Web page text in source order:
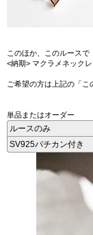
このほか、このルースで
<納期> マクラメネック
ご希望の方は上記の「こ
単品またはオーダー
ルースのみ
SV925バチカン付き